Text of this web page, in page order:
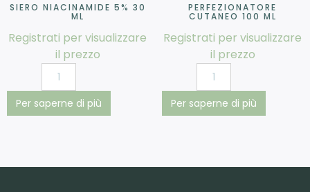
SIERO NIACINAMIDE 5% 30
ML
Registrati per visualizzare
il prezzo
Per saperne di più
PERFEZIONATORE
CUTANEO 100 ML
Registrati per visualizzare
il prezzo
Per saperne di più